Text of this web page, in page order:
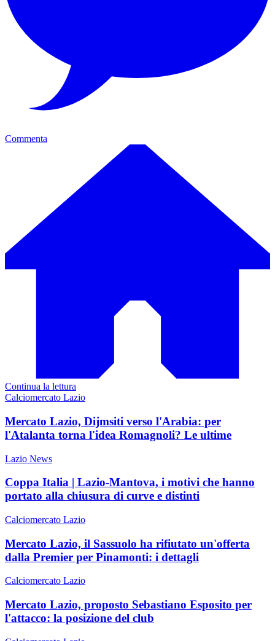
Commenta
Continua la lettura
Calciomercato Lazio
Mercato Lazio, Dijmsiti verso l'Arabia: per
l'Atalanta torna l'idea Romagnoli? Le ultime
Lazio News
Coppa Italia | Lazio-Mantova, i motivi che hanno
portato alla chiusura di curve e distinti
Calciomercato Lazio
Mercato Lazio, il Sassuolo ha rifiutato un'offerta
dalla Premier per Pinamonti: i dettagli
Calciomercato Lazio
Mercato Lazio, proposto Sebastiano Esposito per
l'attacco: la posizione del club